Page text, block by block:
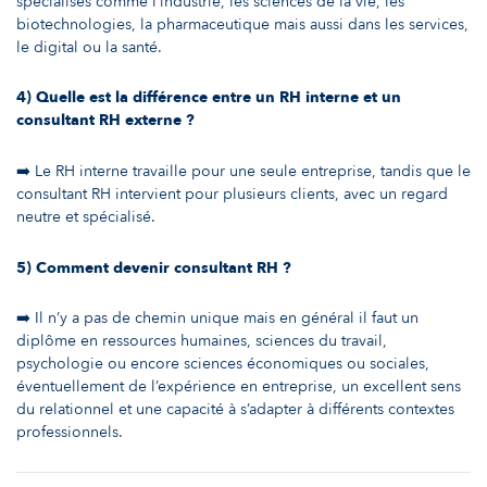
biotechnologies, la pharmaceutique mais aussi dans les services,
le digital ou la santé.
4) Quelle est la différence entre un RH interne et un
consultant RH externe ?
➡️ Le RH interne travaille pour une seule entreprise, tandis que le
consultant RH intervient pour plusieurs clients, avec un regard
neutre et spécialisé.
5) Comment devenir consultant RH ?
➡️ Il n’y a pas de chemin unique mais en général il faut un
diplôme en ressources humaines, sciences du travail,
psychologie ou encore sciences économiques ou sociales,
éventuellement de l’expérience en entreprise, un excellent sens
du relationnel et une capacité à s’adapter à différents contextes
professionnels.